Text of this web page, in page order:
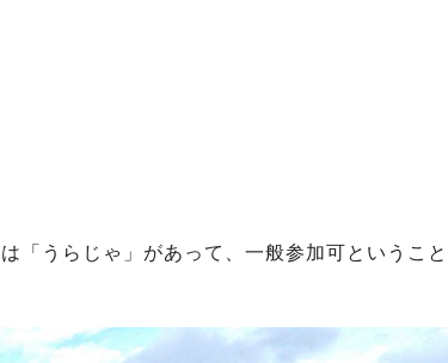
「うらじゃ」があって、一般参加可ということ